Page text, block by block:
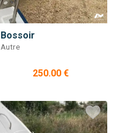
Bossoir
Autre
250.00 €